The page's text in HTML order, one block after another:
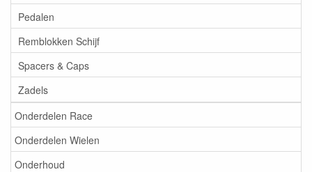
Pedalen
Remblokken Schijf
Spacers & Caps
Zadels
Onderdelen Race
Onderdelen Wielen
Onderhoud